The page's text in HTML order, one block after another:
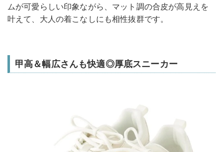
ムが可愛らしい印象ながら、マット調の合皮が高見えを
叶えて、大人の着こなしにも相性抜群です。
甲高＆幅広さんも快適◎厚底スニーカー